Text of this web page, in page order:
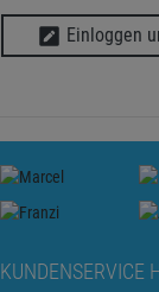
Einloggen
KUNDENSERVICE